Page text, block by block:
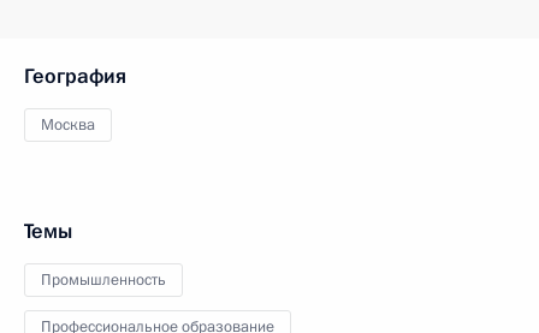
География
Москва
Темы
Промышленность
Профессиональное образование